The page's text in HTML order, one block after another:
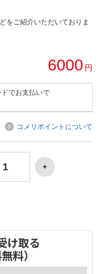
をご紹介いただいておりま
6000 円
でお支払いで
コメリポイントについて
け取る
料）